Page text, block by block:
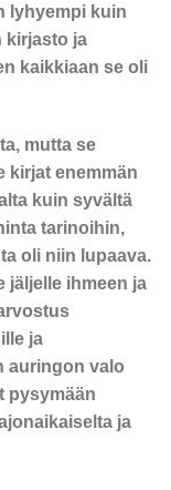
lyhyempi kuin
kirjasto ja
kaikkiaan se oli
mutta se
kirjat enemmän
kuin syvältä
tarinoihin,
oli niin lupaava.
jäljelle ihmeen ja
ja
auringon valo
pysymään
ja